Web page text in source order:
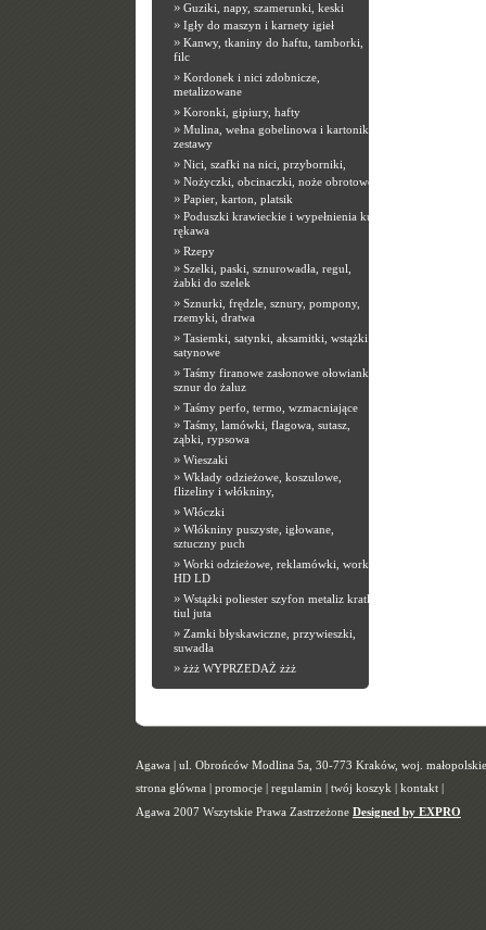
» Guziki, napy, szamerunki, keski
» Igły do maszyn i karnety igieł
» Kanwy, tkaniny do haftu, tamborki,
filc
» Kordonek i nici zdobnicze,
metalizowane
» Koronki, gipiury, hafty
» Mulina, wełna gobelinowa i kartoniki,
zestawy
» Nici, szafki na nici, przyborniki,
» Nożyczki, obcinaczki, noże obrotowe
» Papier, karton, platsik
» Poduszki krawieckie i wypełnienia kuli
rękawa
» Rzepy
» Szelki, paski, sznurowadła, regul,
żabki do szelek
» Sznurki, frędzle, sznury, pompony,
rzemyki, dratwa
» Tasiemki, satynki, aksamitki, wstążki
satynowe
» Taśmy firanowe zasłonowe ołowianki,
sznur do żaluz
» Taśmy perfo, termo, wzmacniające
» Taśmy, lamówki, flagowa, sutasz,
ząbki, rypsowa
» Wieszaki
» Wkłady odzieżowe, koszulowe,
flizeliny i włókniny,
» Włóczki
» Włókniny puszyste, igłowane,
sztuczny puch
» Worki odzieżowe, reklamówki, worki
HD LD
» Wstążki poliester szyfon metaliz kratka
tiul juta
» Zamki błyskawiczne, przywieszki,
suwadła
» żżż WYPRZEDAŻ żżż
Agawa | ul. Obrońców Modlina 5a, 30-773 Kraków, woj.
strona główna
promocje regulamin twój koszyk kontakt
Agawa 2007 Wszytskie Prawa Zastrzeżone Designed by EXPRO